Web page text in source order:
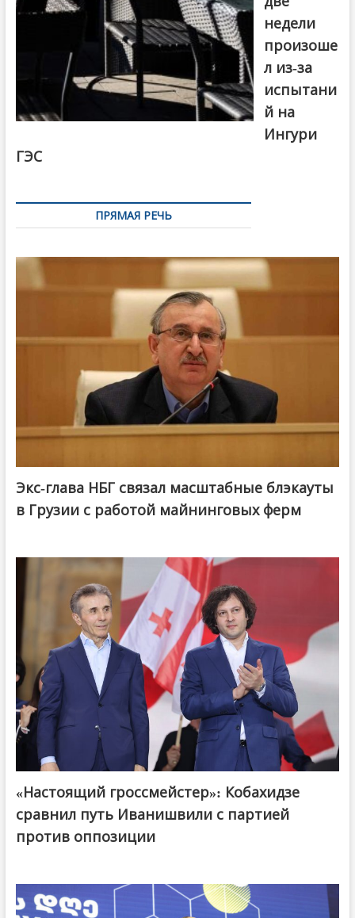
недели
произоше
л из-за
испытани
й на
Ингури
ГЭС
ПРЯМАЯ РЕЧЬ
Экс-глава НБГ связал масштабные блэкауты
в Грузии с работой майнинговых ферм
@ქართული ოცნება / Georgian Dream
«Настоящий гроссмейстер»: Кобахидзе
сравнил путь Иванишвили с партией
против оппозиции